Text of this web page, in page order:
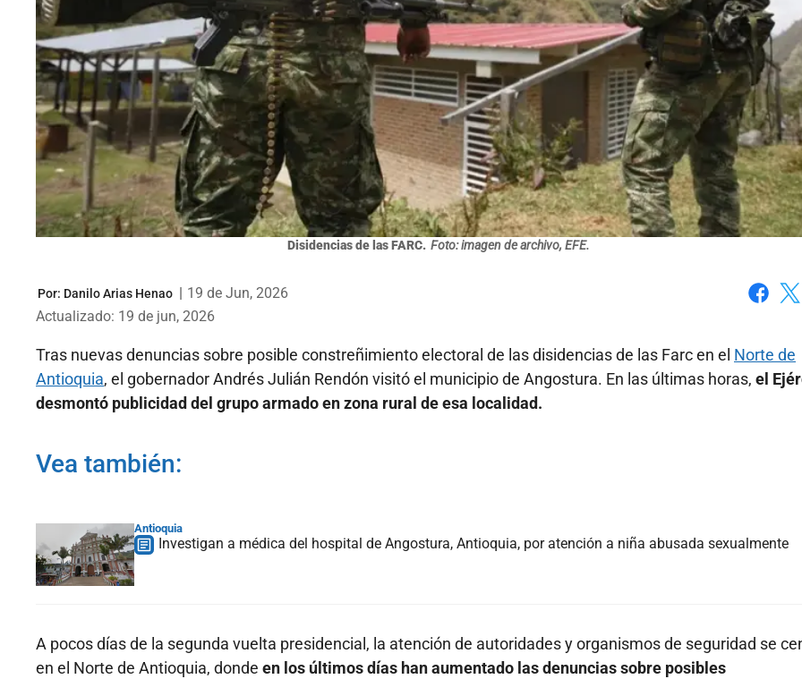
Disidencias de las FARC. Foto: imagen de archivo, EFE.
Por: Danilo Arias Henao | 19 de Jun, 2026
Actualizado: 19 de jun, 2026
Tras nuevas denuncias sobre posible constreñimiento electoral de las disidencias de las Farc en el Norte de
Antioquia, el gobernador Andrés Julián Rendón visitó el municipio de Angostura. En las últimas horas, el
desmontó publicidad del grupo armado en zona rural de esa localidad.
Vea también:
Antioquia
Investigan a médica del hospital de Angostura, Antioquia, por atención a niña abusada sexualmente
A pocos días de la segunda vuelta presidencial, la atención de autoridades y organismos de seguridad se
en el Norte de Antioquia, donde en los últimos días han aumentado las denuncias sobre posibles